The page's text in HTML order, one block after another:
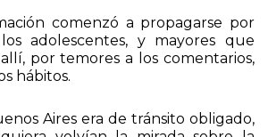
comenzó a propagarse por
adolescentes, y mayores que
por temores a los comentarios,